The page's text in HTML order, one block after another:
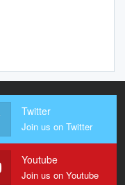
Twitter
Join us on Twitter
Youtube
Join us on Youtube